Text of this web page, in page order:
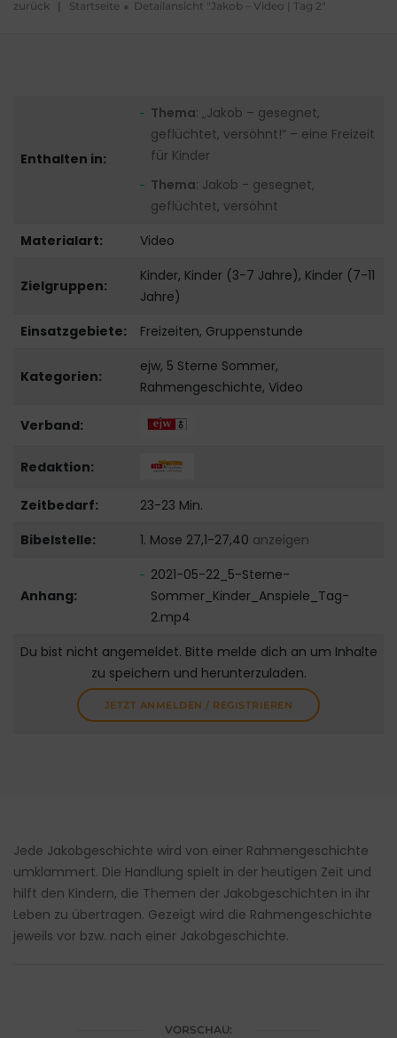
zurück | Startseite Detailansicht "Jakob – Video | Tag 2"
Enthalten in:
Thema: „Jakob – gesegnet,
geflüchtet, versöhnt!“ – eine Freizeit
für Kinder
Thema: Jakob - gesegnet,
geflüchtet, versöhnt
Materialart:
Video
Zielgruppen:
Kinder, Kinder (3-7 Jahre), Kinder (7-11
Jahre)
Einsatzgebiete:
Freizeiten, Gruppenstunde
Kategorien:
ejw, 5 Sterne Sommer,
Rahmengeschichte, Video
Verband:
Redaktion:
Zeitbedarf:
23-23 Min.
Bibelstelle:
1. Mose 27,1-27,40 anzeigen
Anhang:
2021-05-22_5-Sterne-
Sommer_Kinder_Anspiele_Tag-
2.mp4
Du bist nicht angemeldet. Bitte melde dich an um Inhalte
zu speichern und herunterzuladen.
JETZT ANMELDEN / REGISTRIEREN
Jede Jakobgeschichte wird von einer Rahmengeschichte
umklammert. Die Handlung spielt in der heutigen Zeit und
hilft den Kindern, die Themen der Jakobgeschichten in ihr
Leben zu übertragen. Gezeigt wird die Rahmengeschichte
jeweils vor bzw. nach einer Jakobgeschichte.
VORSCHAU: